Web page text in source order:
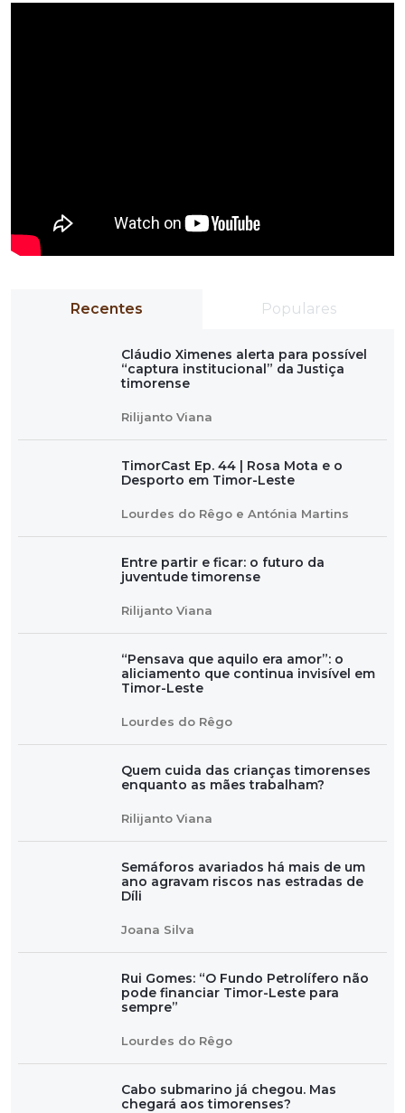
Recentes Populares
Cláudio Ximenes alerta para possível
“captura institucional” da Justiça
timorense
Rilijanto Viana
TimorCast Ep. 44 | Rosa Mota e o
Desporto em Timor-Leste
Lourdes do Rêgo e Antónia Martins
Entre partir e ficar: o futuro da
juventude timorense
Rilijanto Viana
“Pensava que aquilo era amor”: o
aliciamento que continua invisível em
Timor-Leste
Lourdes do Rêgo
Quem cuida das crianças timorenses
enquanto as mães trabalham?
Rilijanto Viana
Semáforos avariados há mais de um
ano agravam riscos nas estradas de
Díli
Joana Silva
Rui Gomes: “O Fundo Petrolífero não
pode financiar Timor-Leste para
sempre”
Lourdes do Rêgo
Cabo submarino já chegou. Mas
chegará aos timorenses?